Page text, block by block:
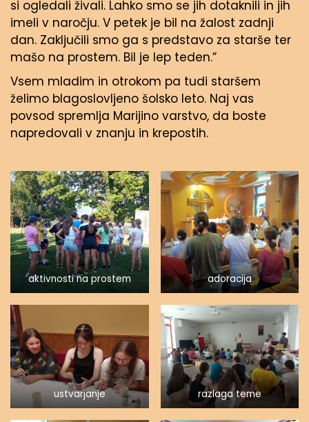
si ogledali živali. Lahko smo se jih dotaknili in jih
imeli v naročju. V petek je bil na žalost zadnji
dan. Zaključili smo ga s predstavo za starše ter
mašo na prostem. Bil je lep teden.”
Vsem mladim in otrokom pa tudi staršem
želimo blagoslovljeno šolsko leto. Naj vas
povsod spremlja Marijino varstvo, da boste
napredovali v znanju in krepostih.
aktivnosti na prostem adoracija
ustvarjanje razlaga teme